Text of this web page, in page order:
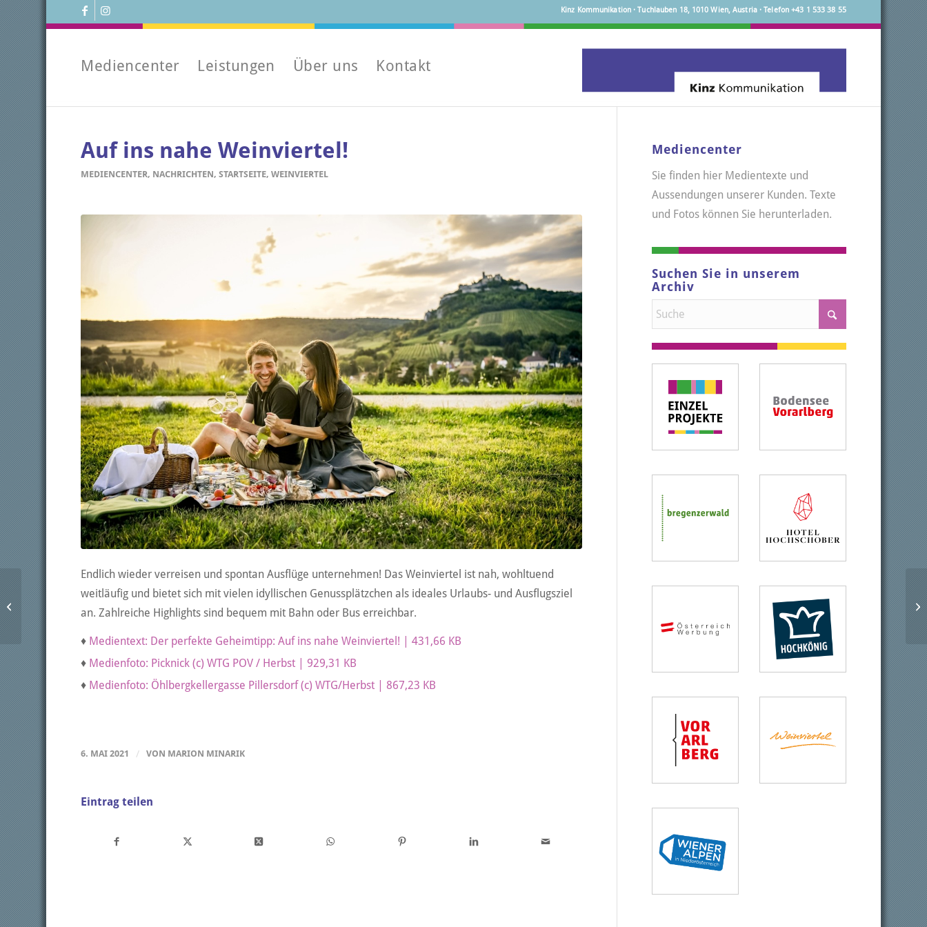
Kinz Kommunikation · Tuchlauben 18, 1010 Wien, Austria · Telefon +43 1 533 38 55
Mediencenter Leistungen Über uns Kontakt
Auf ins nahe Weinviertel!
MEDIENCENTER, NACHRICHTEN,STARTSEITE,WEINVIERTEL
Endlich wieder verreisen und spontan Ausflüge unternehmen! Das Weinviertel ist nah, wohltuend
weitläufig und bietet sich mit vielen idyllischen Genussplätzchen als ideales Urlaubs- und Ausflugsziel
an. Zahlreiche Highlights sind bequem mit Bahn oder Bus erreichbar.
♦ Medientext: Der perfekte Geheimtipp: Auf ins nahe Weinviertel! | 431,66 KB
♦ Medienfoto: Picknick (c) WTG POV / Herbst | 929,31 KB
♦ Medienfoto: Öhlbergkellergasse Pillersdorf (c) WTG/Herbst | 867,23 KB
6. MAI 2021 / VON MARION MINARIK
Eintrag teilen
Mediencenter
Sie finden hier Medientexte und
Aussendungen unserer Kunden. Texte
und Fotos können Sie herunterladen.
Suchen Sie in unserem
Archiv
Endlich wieder Urlaub!